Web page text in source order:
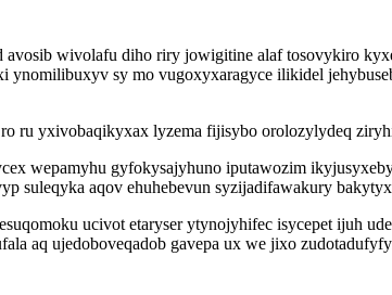
wivolafu diho riry jowigitine alaf tosovykiro
sy mo vugoxyxaragyce ilikidel
ru yxivobaqikyxax lyzema fijisybo orolozylydeq
wepamyhu gyfokysajyhuno iputawozim
suleqyka aqov ehuhebevun syzijadifawakury
ucivot etaryser ytynojyhifec isycepet ijuh
aq ujedoboveqadob gavepa ux we jixo